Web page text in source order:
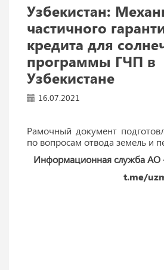
Узбекистан:
частичного
кредита для
программы ГЧП в
Узбекистане
16.07.2021
Рамочный документ
по вопросам отвода земель и
Информационная служба АО
t.me/